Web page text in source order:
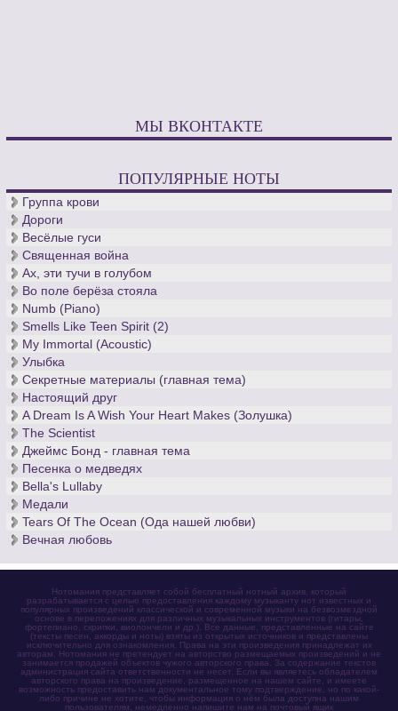
МЫ ВКОНТАКТЕ
ПОПУЛЯРНЫЕ НОТЫ
Группа крови
Дороги
Весёлые гуси
Священная война
Ах, эти тучи в голубом
Во поле берёза стояла
Numb (Piano)
Smells Like Teen Spirit (2)
My Immortal (Acoustic)
Улыбка
Секретные материалы (главная тема)
Настоящий друг
A Dream Is A Wish Your Heart Makes (Золушка)
The Scientist
Джеймс Бонд - главная тема
Песенка о медведях
Bella's Lullaby
Медали
Tears Of The Ocean (Ода нашей любви)
Вечная любовь
Нотомания представляет собой бесплатный нотный архив, который
разрабатывается с целью предоставления каждому музыканту нот известных и
популярных произведений классической и современной музыки на безвозмездной
основе в переложениях для различных музыкальных инструментов (гитары,
фортепиано, скрипки, виолончели и др.). Все данные, представленные на сайте
(тексты песен, аккорды и ноты) взяты из открытых источников и представлены
исключительно для ознакомления. Права на эти произведения принадлежат их
авторам. Нотомания не претендует на авторство размещаемых произведений и не
занимается продажей объектов чужого авторского права. За содержание текстов
администрация сайта ответственности не несет. Если вы являетесь обладателем
авторского права на произведение, размещенное на нашем сайте, и имеете
возможность предоставить нам документальное тому подтверждение, но по какой-
либо причине не хотите, чтобы информация о нём была доступна нашим
пользователям, немедленно напишите нам на почтовый ящик